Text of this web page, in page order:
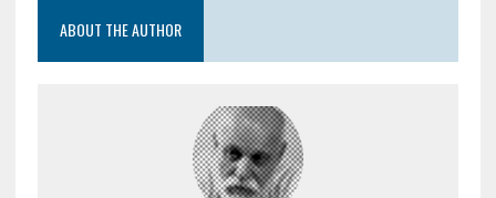
ABOUT THE AUTHOR